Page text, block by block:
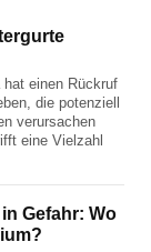
hat einen Rückruf
die potenziell
verursachen
eine Vielzahl
Gefahr: Wo